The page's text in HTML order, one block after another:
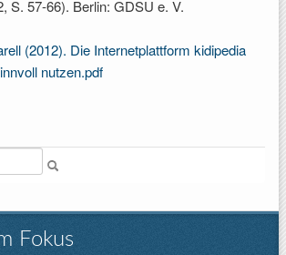
S. 57-66). Berlin: GDSU e. V.
(2012). Die Internetplattform kidipedia
nutzen.pdf
Fokus